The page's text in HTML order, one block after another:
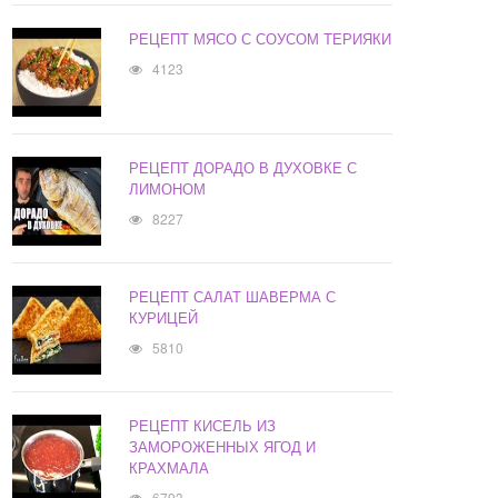
РЕЦЕПТ МЯСО С СОУСОМ ТЕРИЯКИ
4123
РЕЦЕПТ ДОРАДО В ДУХОВКЕ С
ЛИМОНОМ
8227
РЕЦЕПТ САЛАТ ШАВЕРМА С
КУРИЦЕЙ
5810
РЕЦЕПТ КИСЕЛЬ ИЗ
ЗАМОРОЖЕННЫХ ЯГОД И
КРАХМАЛА